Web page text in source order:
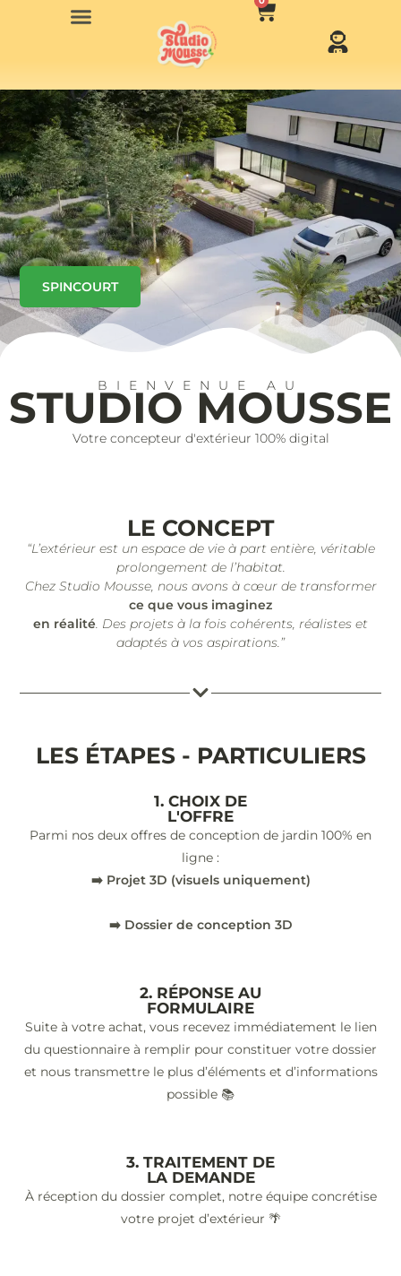
SPINCOURT
BIENVENUE AU
STUDIO MOUSSE
Votre concepteur d'extérieur 100% digital
LE CONCEPT
“L’extérieur est un espace de vie à part entière, véritable
prolongement de l’habitat.
Chez Studio Mousse, nous avons à cœur de transformer
ce que vous imaginez
en réalité. Des projets à la fois cohérents, réalistes et
adaptés à vos aspirations.”
LES ÉTAPES - PARTICULIERS
1. CHOIX DE
L'OFFRE
Parmi nos deux offres de conception de jardin 100% en
ligne :
➡️ Projet 3D (visuels uniquement)
➡️ Dossier de conception 3D
2. RÉPONSE AU
FORMULAIRE
Suite à votre achat, vous recevez immédiatement le lien
du questionnaire à remplir pour constituer votre dossier
et nous transmettre le plus d’éléments et d’informations
possible 📚
3. TRAITEMENT DE
LA DEMANDE
À réception du dossier complet, notre équipe concrétise
votre projet d’extérieur 🌴